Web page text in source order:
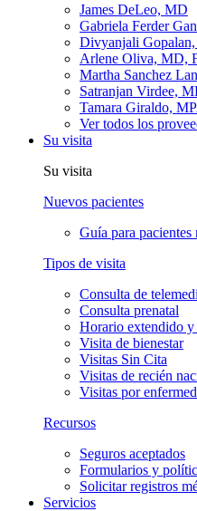
James DeLeo, MD
Gabriela Ferder
Divyanjali
Arlene Oliva, MD,
Martha Sanchez
Satranjan Virdee,
Tamara Giraldo,
Ver todos los
Su visita
Su visita
Nuevos pacientes
Guía para pacientes
Tipos de visita
Consulta de
Consulta prenatal
Horario extendido y
Visita de bienestar
Visitas Sin Cita
Visitas de recién
Visitas por
Recursos
Seguros aceptados
Formularios y
Solicitar registros
Servicios